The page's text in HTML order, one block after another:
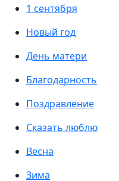
1 сентября
Новый год
День матери
Благодарность
Поздравление
Сказать люблю
Весна
Зима